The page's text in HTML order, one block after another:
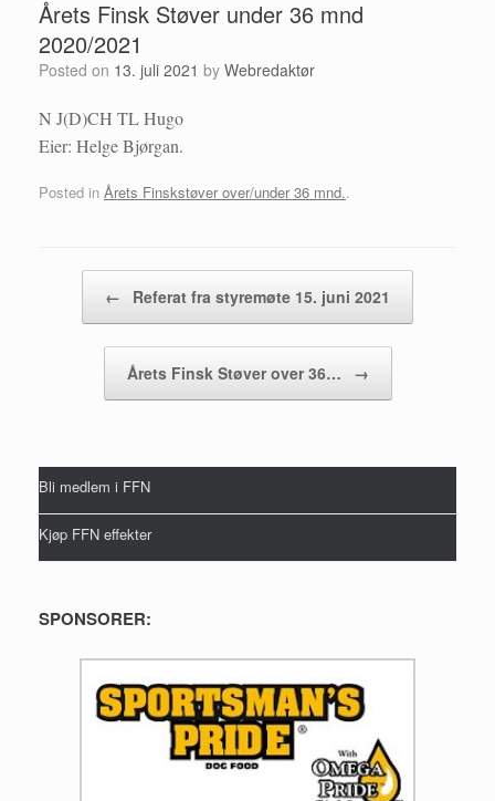
Årets Finsk Støver under 36 mnd
2020/2021
Posted on 13. juli 2021 by Webredaktør
N J(D)CH TL Hugo
Eier: Helge Bjørgan.
Posted in Årets Finskstøver over/under 36 mnd..
← Referat fra styremøte 15. juni 2021
Årets Finsk Støver over 36… →
Bli medlem i FFN
Kjøp FFN effekter
SPONSORER: